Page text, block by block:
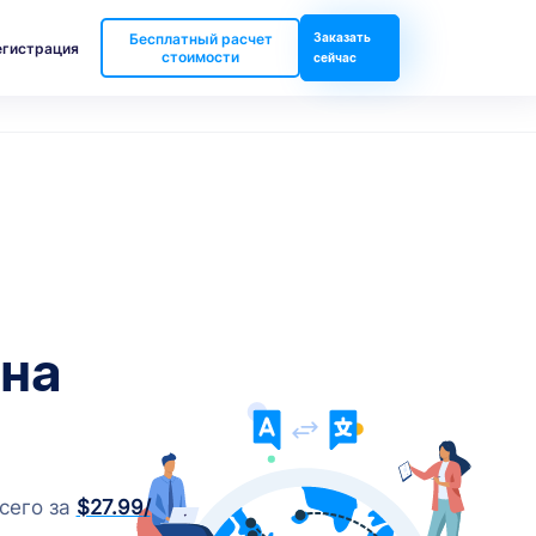
Бесплатный расчет
стоимости
Заказать
сейчас
за $27.99/